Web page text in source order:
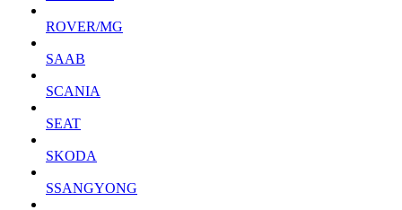
ROVER/MG
SAAB
SCANIA
SEAT
SKODA
SSANGYONG